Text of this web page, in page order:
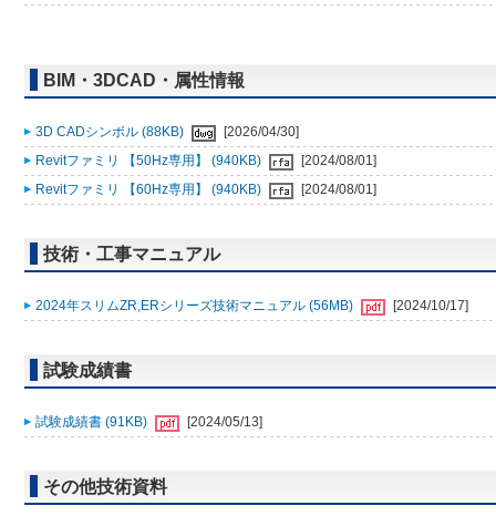
BIM・3DCAD・属性情報
3D CADシンボル (88KB)
[2026/04/30]
Revitファミリ 【50Hz専用】 (940KB)
[2024/08/01]
Revitファミリ 【60Hz専用】 (940KB)
[2024/08/01]
技術・工事マニュアル
2024年スリムZR,ERシリーズ技術マニュアル (56MB) [2024/10/17]
試験成績書
試験成績書 (91KB) [2024/05/13]
その他技術資料